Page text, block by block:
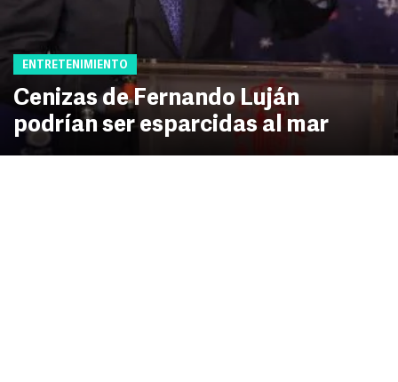
ENTRETENIMIENTO
Cenizas de Fernando Luján
podrían ser esparcidas al mar